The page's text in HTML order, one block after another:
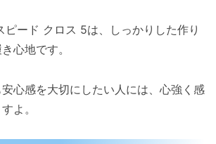
ピード クロス 5は、しっかりした作り
心地です。
心感を大切にしたい人には、心強く感
よ。